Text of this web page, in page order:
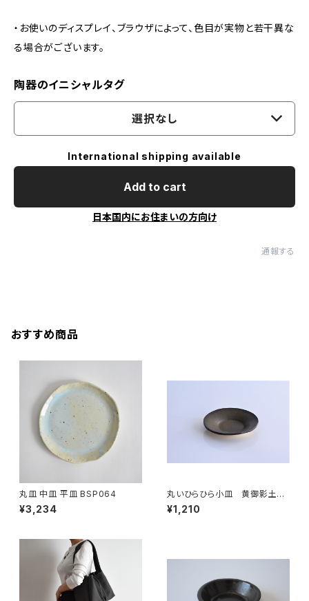
・お使いのディスプレイ、ブラウザによって、色目が実物と若干異な
る場合がございます。
陶器のイニシャルタグ
選択なし
International shipping available
Add to cart
日本国内にお住まいの方向け
通報する
おすすめ商品
丸皿 中皿 平皿 BSP064
¥3,234
丸いひらひら小皿 黄御影土×
錆釉
¥1,210